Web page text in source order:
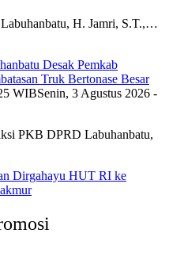
H. Jamri, S.T.,…
Desak Pemkab
Truk Bertonase Besar
WIBSenin, 3 Agustus 2026 -
PKB DPRD Labuhanbatu,